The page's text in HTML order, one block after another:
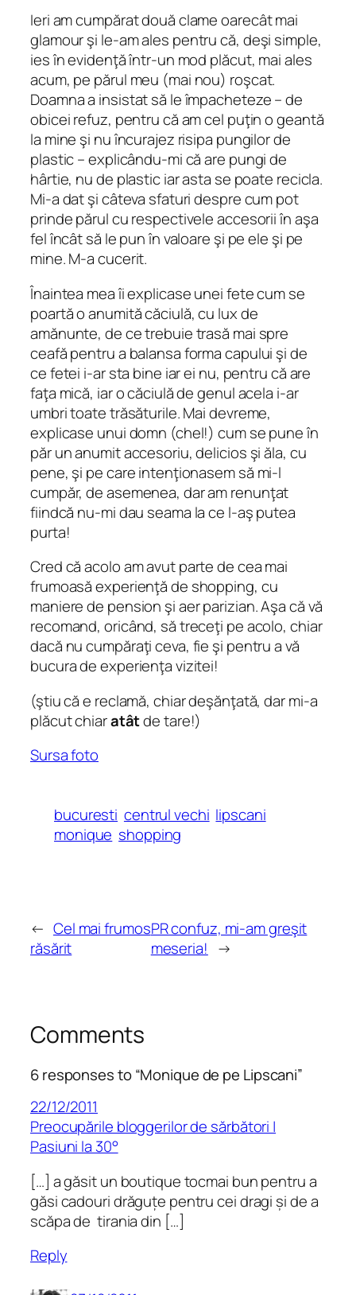
Ieri am cumpărat două clame oarecât mai
glamourşi le-am ales pentru că, deşi simple,
ies în evidenţă într-un mod plăcut, mai ales
acum, pe părul meu (mai nou) roşcat.
Doamna a insistat să le împacheteze – de
obicei refuz, pentru că am cel puţin o geantă
la mine şi nu încurajez risipa pungilor de
plastic – explicându-mi că are pungi de
hârtie, nu de plastic iar asta se poate recicla.
Mi-a dat şi câteva sfaturi despre cum pot
prinde părul cu respectivele accesorii în aşa
fel încât să le pun în valoare şi pe ele şi pe
mine. M-a cucerit.
Înaintea mea îi explicase unei fete cum se
poartă o anumită căciulă, cu lux de
amănunte, de ce trebuie trasă mai spre
ceafă pentru a balansa forma capului şi de
ce fetei i-ar sta bine iar ei nu, pentru că are
faţa mică, iar o căciulă de genul acela i-ar
umbri toate trăsăturile. Mai devreme,
explicase unui domn (chel!) cum se pune în
păr un anumit accesoriu, delicios şi ăla, cu
pene, şi pe care intenţionasem să mi-l
cumpăr, de asemenea, dar am renunţat
fiindcă nu-mi dau seama la ce l-aş putea
purta!
Cred că acolo am avut parte de cea mai
frumoasă experienţă de shopping, cu
maniere de pension şi aer parizian. Aşa că vă
recomand, oricând, să treceţi pe acolo, chiar
dacă nu cumpăraţi ceva, fie şi pentru a vă
bucura de experienţa vizitei!
(ştiu că e reclamă, chiar deşănţată, dar mi-a
plăcut chiaratâtde tare!)
Sursa foto
bucuresti centrul vechi lipscani
monique shopping
← Cel mai frumos
răsărit
PR confuz, mi-am greşit
meseria! →
Comments
6 responses to “Monique de pe Lipscani”
22/12/2011
Preocupările bloggerilor de sărbători |
Pasiuni la 30°
[…] a găsit un boutique tocmai bun pentru a
găsi cadouri drăguțe pentru cei dragi și de a
scăpa de tirania din […]
Reply